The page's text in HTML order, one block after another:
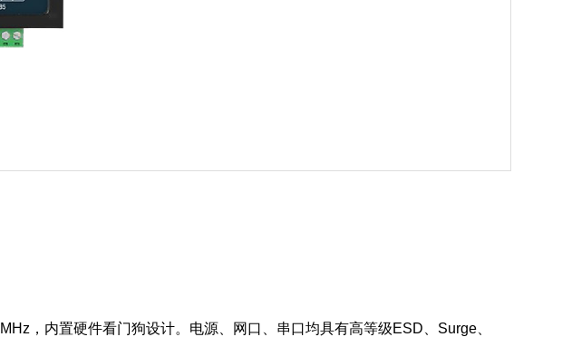
，内置硬件看门狗设计。电源、网口、串口均具有高等级ESD、Surge、